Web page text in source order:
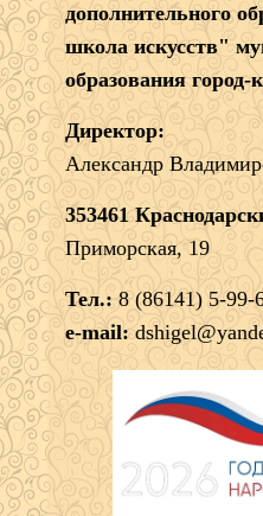
дополнительного
школа искусств"
образования
Директор:
Александр
353461
Приморская, 19
Тел.: 8 (86141) 5-99-
e-mail: